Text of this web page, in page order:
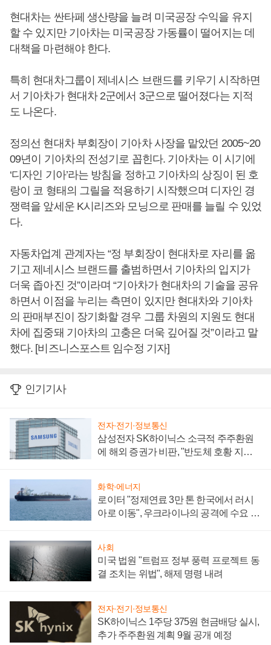
현대차는 싼타페 생산량을 늘려 미국공장 수익을 유지
할 수 있지만 기아차는 미국공장 가동률이 떨어지는 데
대책을 마련해야 한다.
특히 현대차그룹이 제네시스 브랜드를 키우기 시작하면
서 기아차가 현대차 2군에서 3군으로 떨어졌다는 지적
도 나온다.
정의선 현대차 부회장이 기아차 사장을 맡았던 2005~20
09년이 기아차의 전성기로 꼽힌다. 기아차는 이 시기에
‘디자인 기아’라는 방침을 정하고 기아차의 상징이 된 호
랑이 코 형태의 그릴을 적용하기 시작했으며 디자인 경
쟁력을 앞세운 K시리즈와 모닝으로 판매를 늘릴 수 있었
다.
자동차업계 관계자는 “정 부회장이 현대차로 자리를 옮
기고 제네시스 브랜드를 출범하면서 기아차의 입지가
더욱 좁아진 것”이라며 “기아차가 현대차의 기술을 공유
하면서 이점을 누리는 측면이 있지만 현대차와 기아차
의 판매부진이 장기화할 경우 그룹 차원의 지원도 현대
차에 집중돼 기아차의 고충은 더욱 깊어질 것”이라고 말
했다. [비즈니스포스트 임수정 기자]
인기기사
전자·전기·정보통신
삼성전자 SK하이닉스 소극적 주주환원
에 해외 증권가 비판, "반도체 호황 지속
화학·에너지
로이터 "정제연료 3만 톤 한국에서 러시
아로 이동", 우크라이나의 공격에 수요 늘
사회
미국 법원 "트럼프 정부 풍력 프로젝트 동
결 조치는 위법", 해제 명령 내려
전자·전기·정보통신
SK하이닉스 1주당 375원 현금배당 실시,
추가 주주환원 계획 9월 공개 예정